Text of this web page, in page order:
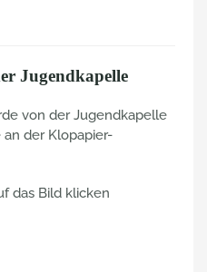
Jugendkapelle
von der Jugendkapelle
der Klopapier-
das Bild klicken